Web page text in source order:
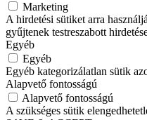
Marketing
A hirdetési sütiket arra
gyűjtenek testreszabott
Egyéb
Egyéb
Egyéb kategorizálatlan sütik
Alapvető fontosságú
Alapvető fontosságú
A szükséges sütik